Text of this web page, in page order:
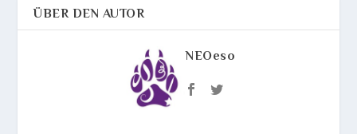
ÜBER DEN AUTOR
NEOeso